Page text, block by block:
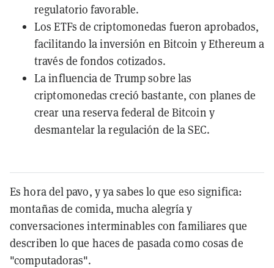
regulatorio favorable.
Los ETFs de criptomonedas fueron aprobados,
facilitando la inversión en Bitcoin y Ethereum a
través de fondos cotizados.
La influencia de Trump sobre las
criptomonedas creció bastante, con planes de
crear una reserva federal de Bitcoin y
desmantelar la regulación de la SEC.
Es hora del pavo, y ya sabes lo que eso significa:
montañas de comida, mucha alegría y
conversaciones interminables con familiares que
describen lo que haces de pasada como cosas de
"computadoras".